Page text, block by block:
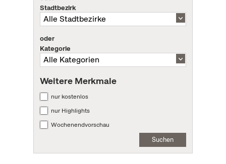
Stadtbezirk
oder
Kategorie
Weitere Merkmale
nur kostenlos
nur Highlights
Wochenendvorschau
Suchen